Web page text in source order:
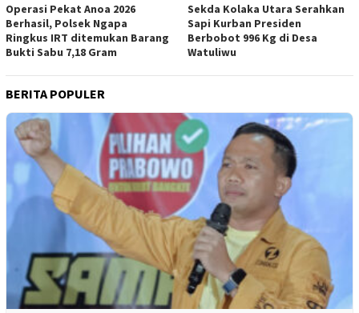
Operasi Pekat Anoa 2026
Berhasil, Polsek Ngapa
Ringkus IRT ditemukan Barang
Bukti Sabu 7,18 Gram
Sekda Kolaka Utara Serahkan
Sapi Kurban Presiden
Berbobot 996 Kg di Desa
Watuliwu
BERITA POPULER